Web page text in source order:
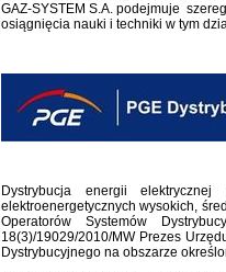
GAZ-SYSTEM S.A. podejmuje
osiągnięcia nauki i techniki w tym
Dystrybucja energii
elektroenergetycznych wysokich,
Operatorów Systemów
18(3)/19029/2010/MW Prezes
Dystrybucyjnego na obszarze